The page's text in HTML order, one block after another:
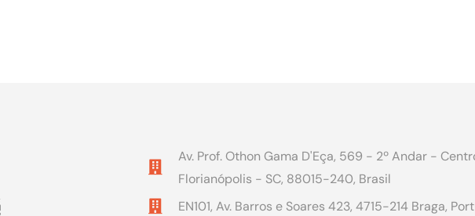
Av. Prof. Othon Gama D'Eça, 569 - 2º Andar -
Florianópolis - SC, 88015-240, Brasil
EN101, Av. Barros e Soares 423, 4715-214 Braga,